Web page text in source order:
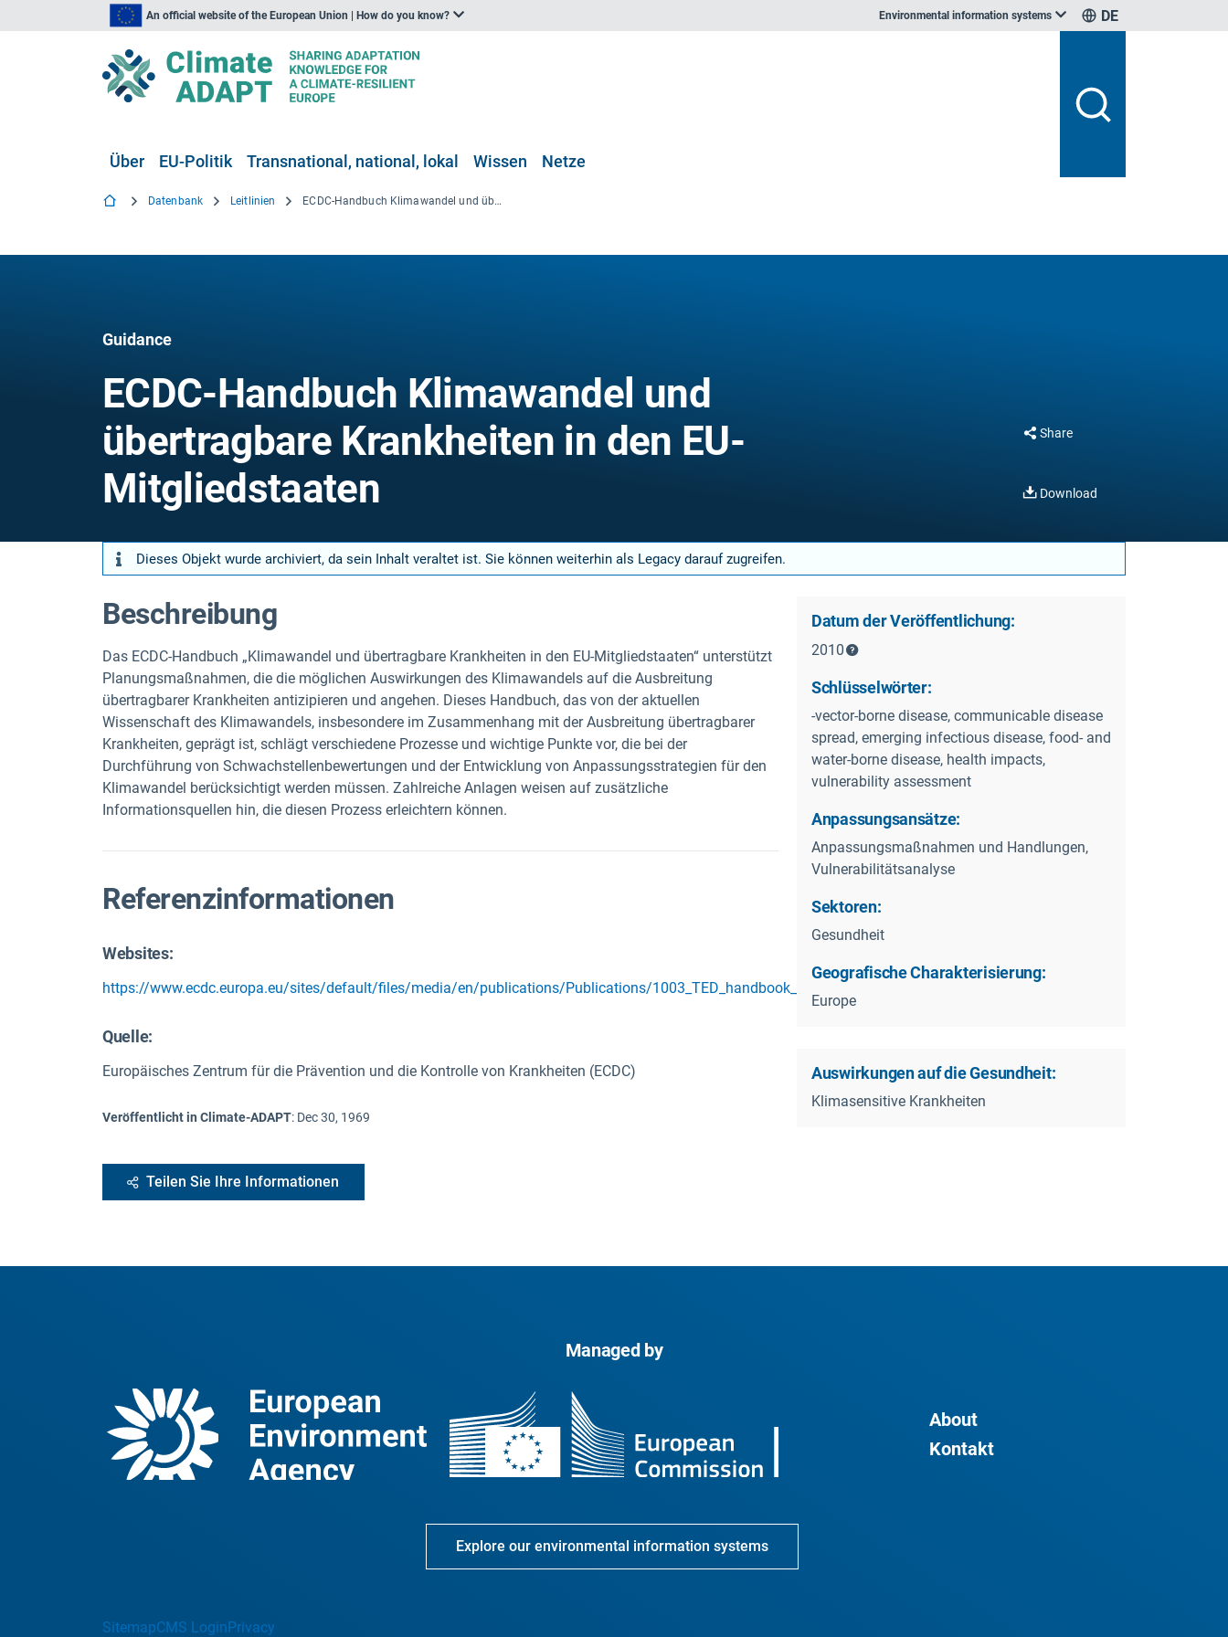
An official website of the European Union | How do you know? Environmental information systems DE
Über EU-Politik Transnational, national, lokal Wissen Netze
Datenbank Leitlinien ECDC-Handbuch Klimawandel und übertragbare Krankheiten in den EU-Mitgliedstaaten
Guidance
ECDC-Handbuch Klimawandel und
übertragbare Krankheiten in den EU-
Mitgliedstaaten
Share
Download
Dieses Objekt wurde archiviert, da sein Inhalt veraltet ist. Sie können weiterhin als Legacy darauf zugreifen.
Beschreibung
Das ECDC-Handbuch „Klimawandel und übertragbare Krankheiten in den EU-Mitgliedstaaten“ unterstützt
Planungsmaßnahmen, die die möglichen Auswirkungen des Klimawandels auf die Ausbreitung
übertragbarer Krankheiten antizipieren und angehen. Dieses Handbuch, das von der aktuellen
Wissenschaft des Klimawandels, insbesondere im Zusammenhang mit der Ausbreitung übertragbarer
Krankheiten, geprägt ist, schlägt verschiedene Prozesse und wichtige Punkte vor, die bei der
Durchführung von Schwachstellenbewertungen und der Entwicklung von Anpassungsstrategien für den
Klimawandel berücksichtigt werden müssen. Zahlreiche Anlagen weisen auf zusätzliche
Informationsquellen hin, die diesen Prozess erleichtern können.
Referenzinformationen
Websites:
https://www.ecdc.europa.eu/sites/default/files/media/en/publications/Publications/1003_TED_handbook_climatechange.pdf
Quelle:
Europäisches Zentrum für die Prävention und die Kontrolle von Krankheiten (ECDC)
Veröffentlicht in Climate-ADAPT: Dec 30, 1969
Teilen Sie Ihre Informationen
Datum der Veröffentlichung:
2010
Schlüsselwörter:
-vector-borne disease, communicable disease
spread, emerging infectious disease, food- and
water-borne disease, health impacts,
vulnerability assessment
Anpassungsansätze:
Anpassungsmaßnahmen und Handlungen,
Vulnerabilitätsanalyse
Sektoren:
Gesundheit
Geografische Charakterisierung:
Europe
Auswirkungen auf die Gesundheit:
Klimasensitive Krankheiten
Managed by
About
Kontakt
Explore our environmental information systems
SitemapCMS LoginPrivacy